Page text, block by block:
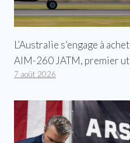
L’Australie s’engage à
AIM-260 JATM, premier
7 août 2026